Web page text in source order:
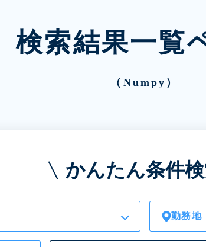
検索結果一覧
（Numpy）
かんたん条件
勤務地